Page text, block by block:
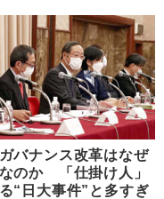
バナンス改革はなぜ
のか 「仕掛け人」
“日大事件”と多すぎ